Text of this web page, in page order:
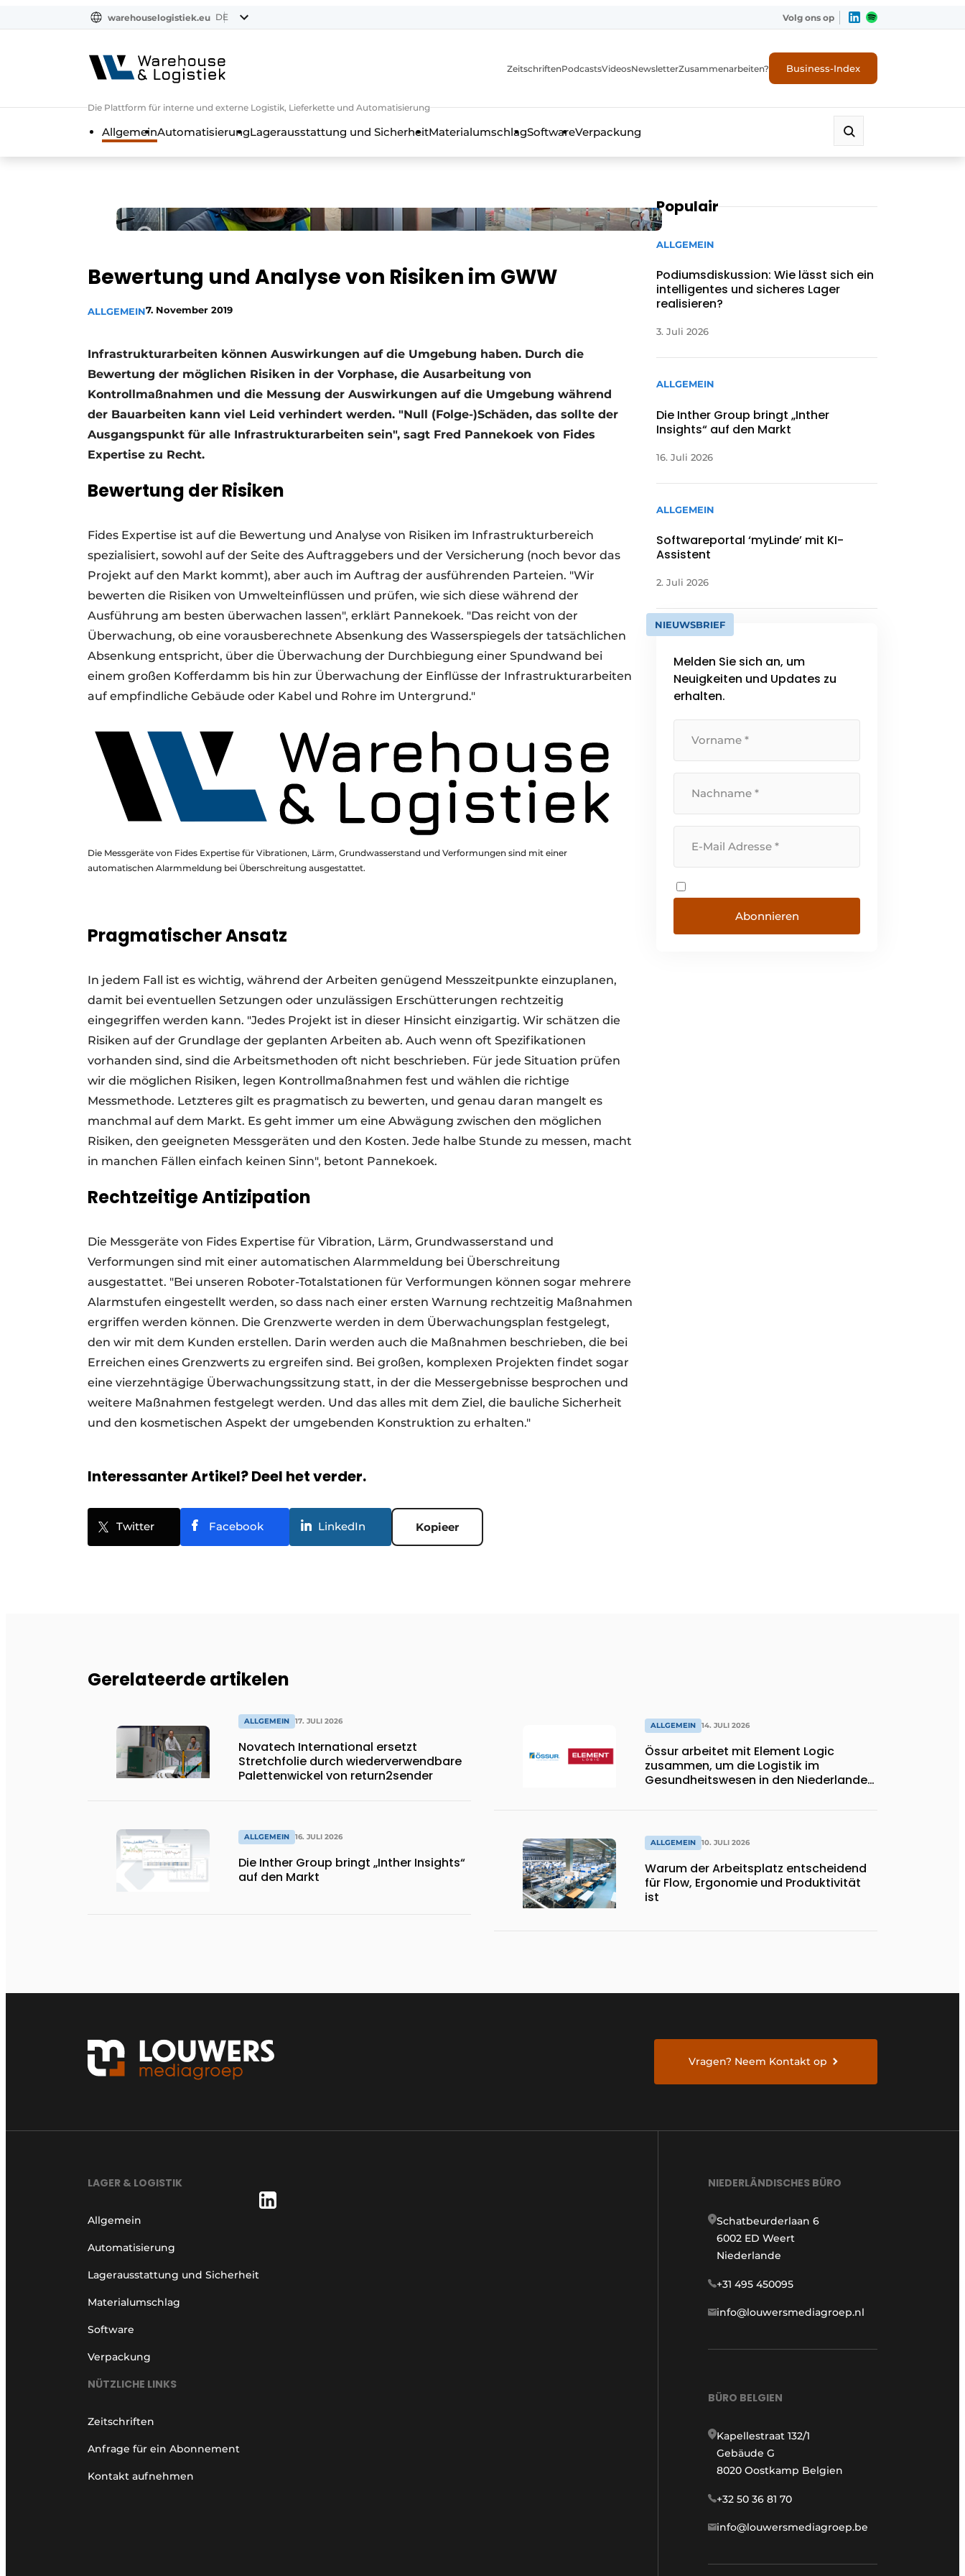
warehouselogistiek.eu DE Volg ons op
Die Plattform für interne und externe Logistik, Lieferkette und Automatisierung
ZeitschriftenPodcastsVideosNewsletterZusammenarbeiten? Business-Index
AllgemeinAutomatisierungLagerausstattung und SicherheitMaterialumschlagSoftwareVerpackung
Bewertung und Analyse von Risiken im GWW
ALLGEMEIN7. November 2019
Infrastrukturarbeiten können Auswirkungen auf die Umgebung haben. Durch die
Bewertung der möglichen Risiken in der Vorphase, die Ausarbeitung von
Kontrollmaßnahmen und die Messung der Auswirkungen auf die Umgebung während
der Bauarbeiten kann viel Leid verhindert werden. "Null (Folge-)Schäden, das sollte der
Ausgangspunkt für alle Infrastrukturarbeiten sein", sagt Fred Pannekoek von Fides
Expertise zu Recht.
Bewertung der Risiken
Fides Expertise ist auf die Bewertung und Analyse von Risiken im Infrastrukturbereich
spezialisiert, sowohl auf der Seite des Auftraggebers und der Versicherung (noch bevor das
Projekt auf den Markt kommt), aber auch im Auftrag der ausführenden Parteien. "Wir
bewerten die Risiken von Umwelteinflüssen und prüfen, wie sich diese während der
Ausführung am besten überwachen lassen", erklärt Pannekoek. "Das reicht von der
Überwachung, ob eine vorausberechnete Absenkung des Wasserspiegels der tatsächlichen
Absenkung entspricht, über die Überwachung der Durchbiegung einer Spundwand bei
einem großen Kofferdamm bis hin zur Überwachung der Einflüsse der Infrastrukturarbeiten
auf empfindliche Gebäude oder Kabel und Rohre im Untergrund."
Die Messgeräte von Fides Expertise für Vibrationen, Lärm, Grundwasserstand und Verformungen sind mit einer
automatischen Alarmmeldung bei Überschreitung ausgestattet.
Pragmatischer Ansatz
In jedem Fall ist es wichtig, während der Arbeiten genügend Messzeitpunkte einzuplanen,
damit bei eventuellen Setzungen oder unzulässigen Erschütterungen rechtzeitig
eingegriffen werden kann. "Jedes Projekt ist in dieser Hinsicht einzigartig. Wir schätzen die
Risiken auf der Grundlage der geplanten Arbeiten ab. Auch wenn oft Spezifikationen
vorhanden sind, sind die Arbeitsmethoden oft nicht beschrieben. Für jede Situation prüfen
wir die möglichen Risiken, legen Kontrollmaßnahmen fest und wählen die richtige
Messmethode. Letzteres gilt es pragmatisch zu bewerten, und genau daran mangelt es
manchmal auf dem Markt. Es geht immer um eine Abwägung zwischen den möglichen
Risiken, den geeigneten Messgeräten und den Kosten. Jede halbe Stunde zu messen, macht
in manchen Fällen einfach keinen Sinn", betont Pannekoek.
Rechtzeitige Antizipation
Die Messgeräte von Fides Expertise für Vibration, Lärm, Grundwasserstand und
Verformungen sind mit einer automatischen Alarmmeldung bei Überschreitung
ausgestattet. "Bei unseren Roboter-Totalstationen für Verformungen können sogar mehrere
Alarmstufen eingestellt werden, so dass nach einer ersten Warnung rechtzeitig Maßnahmen
ergriffen werden können. Die Grenzwerte werden in dem Überwachungsplan festgelegt,
den wir mit dem Kunden erstellen. Darin werden auch die Maßnahmen beschrieben, die bei
Erreichen eines Grenzwerts zu ergreifen sind. Bei großen, komplexen Projekten findet sogar
eine vierzehntägige Überwachungssitzung statt, in der die Messergebnisse besprochen und
weitere Maßnahmen festgelegt werden. Und das alles mit dem Ziel, die bauliche Sicherheit
und den kosmetischen Aspekt der umgebenden Konstruktion zu erhalten."
Interessanter Artikel? Deel het verder.
Twitter Facebook LinkedIn Kopieer
Populair
ALLGEMEIN
Podiumsdiskussion: Wie lässt sich ein
intelligentes und sicheres Lager
realisieren?
3. Juli 2026
ALLGEMEIN
Die Inther Group bringt „Inther
Insights“ auf den Markt
16. Juli 2026
ALLGEMEIN
Softwareportal ‘myLinde’ mit KI-
Assistent
2. Juli 2026
NIEUWSBRIEF
Melden Sie sich an, um
Neuigkeiten und Updates zu
erhalten.
Abonnieren
Gerelateerde artikelen
ALLGEMEIN 17. JULI 2026
Novatech International ersetzt
Stretchfolie durch wiederverwendbare
Palettenwickel von return2sender
ALLGEMEIN 16. JULI 2026
Die Inther Group bringt „Inther Insights“
auf den Markt
ALLGEMEIN 14. JULI 2026
Össur arbeitet mit Element Logic
zusammen, um die Logistik im
Gesundheitswesen in den Niederlanden
ALLGEMEIN 10. JULI 2026
Warum der Arbeitsplatz entscheidend
für Flow, Ergonomie und Produktivität
ist
Vragen? Neem Kontakt op
LAGER & LOGISTIK
Allgemein
Automatisierung
Lagerausstattung und Sicherheit
Materialumschlag
Software
Verpackung
NÜTZLICHE LINKS
Zeitschriften
Anfrage für ein Abonnement
Kontakt aufnehmen
NIEDERLÄNDISCHES BÜRO
Schatbeurderlaan 6
6002 ED Weert
Niederlande
+31 495 450095
info@louwersmediagroep.nl
BÜRO BELGIEN
Kapellestraat 132/1
Gebäude G
8020 Oostkamp Belgien
+32 50 36 81 70
info@louwersmediagroep.be